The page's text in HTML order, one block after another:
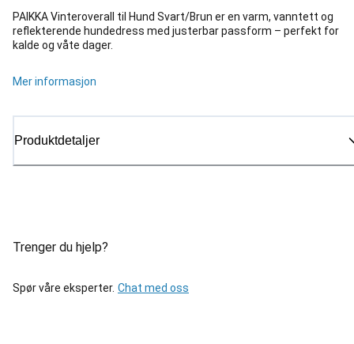
PAIKKA Vinteroverall til Hund Svart/Brun er en varm, vanntett og
reflekterende hundedress med justerbar passform – perfekt for
kalde og våte dager.
Mer informasjon
Produktdetaljer
Trenger du hjelp?
Spør våre eksperter. Chat med oss